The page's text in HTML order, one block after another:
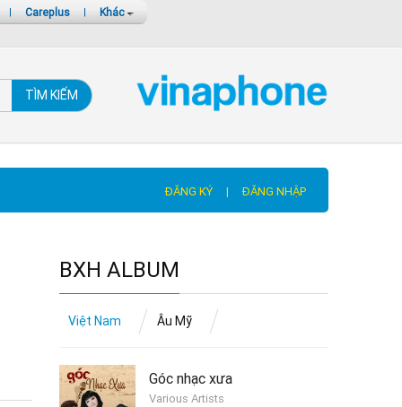
| Careplus | Khác
TÌM KIẾM
ĐĂNG KÝ | ĐĂNG NHẬP
BXH ALBUM
Việt Nam Âu Mỹ
Góc nhạc xưa
Various Artists